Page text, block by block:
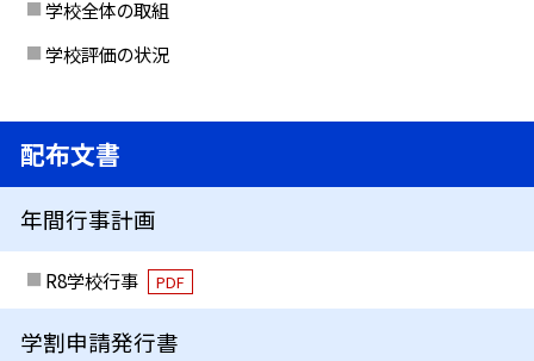
学校全体の取組
学校評価の状況
配布文書
年間行事計画
R8学校行事 PDF
学割申請発行書